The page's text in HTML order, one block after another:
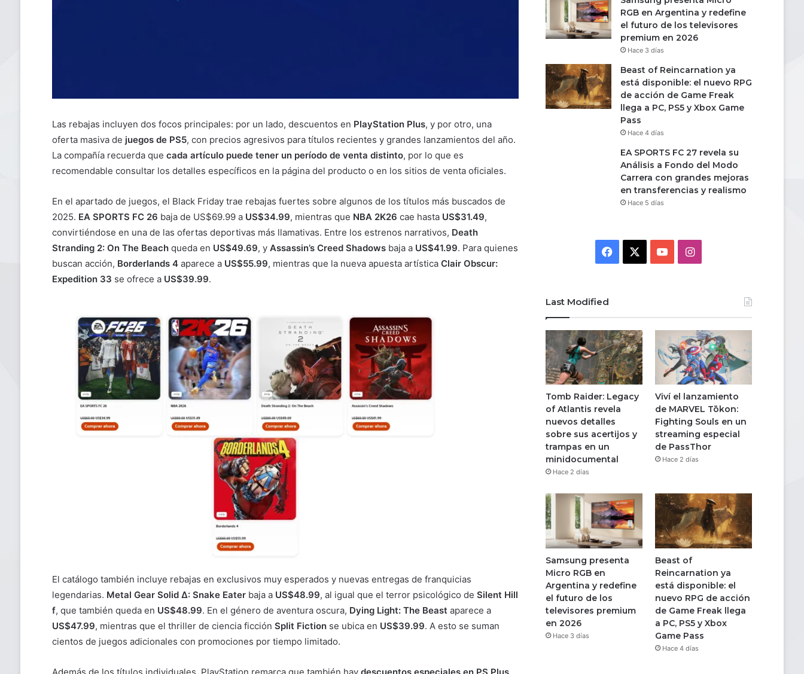
Las rebajas incluyen dos focos principales: por un lado, descuentos en PlayStation Plus, y por otro, una
oferta masiva de juegos de PS5, con precios agresivos para títulos recientes y grandes lanzamientos del año.
La compañía recuerda que cada artículo puede tener un período de venta distinto, por lo que es
recomendable consultar los detalles específicos en la página del producto o en los sitios de venta oficiales.
En el apartado de juegos, el Black Friday trae rebajas fuertes sobre algunos de los títulos más buscados de
2025. EA SPORTS FC 26 baja de US$69.99 a US$34.99, mientras que NBA 2K26 cae hasta US$31.49,
convirtiéndose en una de las ofertas deportivas más llamativas. Entre los estrenos narrativos, Death
Stranding 2: On The Beachqueda en US$49.69, y Assassin’s Creed Shadowsbaja a US$41.99. Para quienes
buscan acción, Borderlands 4aparece a US$55.99, mientras que la nueva apuesta artística Clair Obscur:
Expedition 33 se ofrece a US$39.99.
El catálogo también incluye rebajas en exclusivos muy esperados y nuevas entregas de franquicias
legendarias. Metal Gear Solid Δ: Snake Eaterbaja a US$48.99, al igual que el terror psicológico de Silent Hill
f, que también queda en US$48.99. En el género de aventura oscura, Dying Light: The Beast aparece a
US$47.99, mientras que el thriller de ciencia ficción Split Fictionse ubica en US$39.99. A esto se suman
cientos de juegos adicionales con promociones por tiempo limitado.
RGB en Argentina y redefine
el futuro de los televisores
premium en 2026
Hace 3 días
Beast of Reincarnation ya
está disponible: el nuevo RPG
de acción de Game Freak
llega a PC, PS5 y Xbox Game
Pass
Hace 4 días
EA SPORTS FC 27 revela su
Análisis a Fondo del Modo
Carrera con grandes mejoras
en transferencias y realismo
Hace 5 días
Facebook YouTubeInstagram
Last Modified
Tomb Raider: Legacy
of Atlantis revela
nuevos detalles
sobre sus acertijos y
trampas en un
minidocumental
Hace 2 días
Viví el lanzamiento
de MARVEL Tōkon:
Fighting Souls en un
streaming especial
de PassThor
Hace 2 días
Samsung presenta
Micro RGB en
Argentina y redefine
el futuro de los
televisores premium
en 2026
Hace 3 días
Beast of
Reincarnation ya
está disponible: el
nuevo RPG de acción
de Game Freak llega
a PC, PS5 y Xbox
Game Pass
Hace 4 días